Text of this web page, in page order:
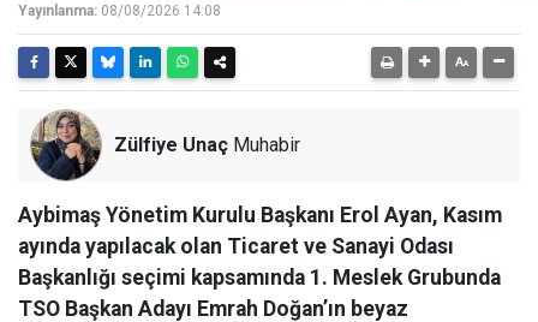
Yayınlanma: 08/08/2026 14:08
Zülfiye Unaç Muhabir
Aybimaş Yönetim Kurulu Başkanı Erol Ayan, Kasım
ayında yapılacak olan Ticaret ve Sanayi Odası
Başkanlığı seçimi kapsamında 1. Meslek Grubunda
TSO Başkan Adayı Emrah Doğan’ın beyaz